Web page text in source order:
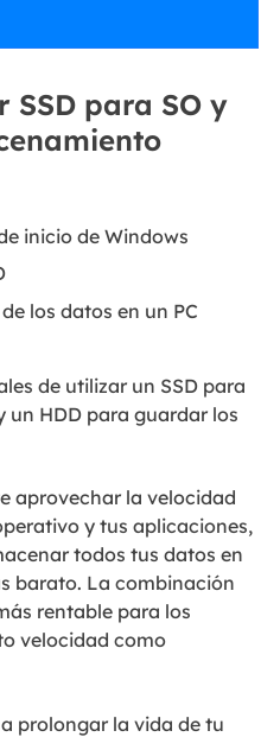
SSD para SO y
inicio de Windows
los datos en un PC
de utilizar un SSD para
un HDD para guardar los
aprovechar la velocidad
y tus aplicaciones,
todos tus datos en
barato. La combinación
rentable para los
velocidad como
prolongar la vida de tu